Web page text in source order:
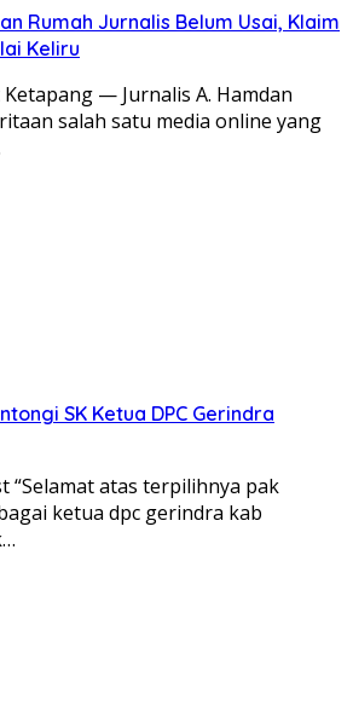
Rumah Jurnalis Belum Usai, Klaim
Keliru
— Jurnalis A. Hamdan
salah satu media online yang
SK Ketua DPC Gerindra
“Selamat atas terpilihnya pak
ketua dpc gerindra kab